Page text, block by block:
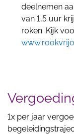
deelnemen
van 1,5 uur
roken. Kijk
1x per jaar